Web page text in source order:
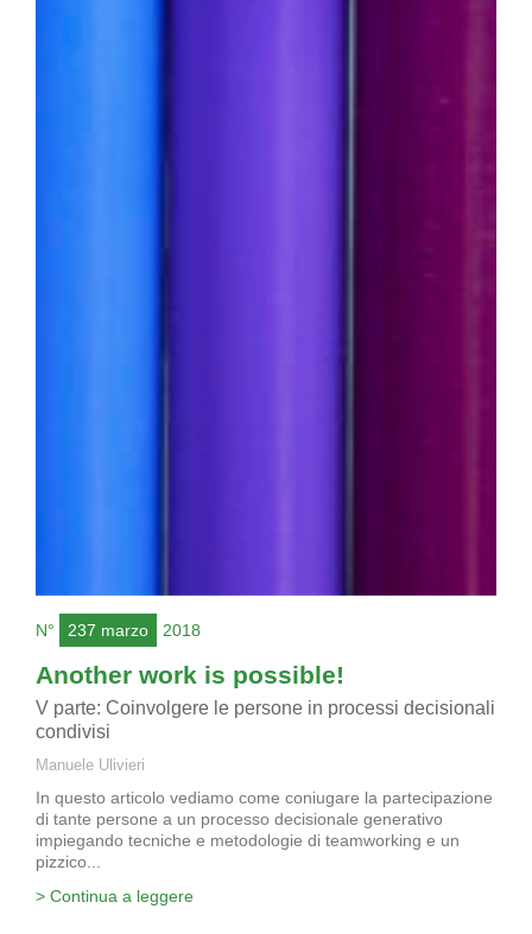
N° 237 marzo 2018
Another work is possible!
V parte: Coinvolgere le persone in processi decisionali
condivisi
Manuele Ulivieri
In questo articolo vediamo come coniugare la partecipazione
di tante persone a un processo decisionale generativo
impiegando tecniche e metodologie di teamworking e un
pizzico...
> Continua a leggere